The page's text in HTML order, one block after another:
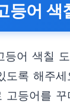
등어 색
등어 색칠
도록 해주
고등어를